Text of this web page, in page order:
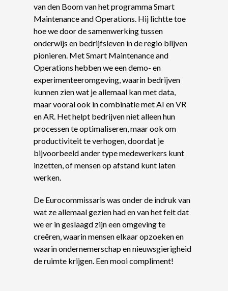
van den Boom van het programma Smart
Maintenance and Operations. Hij lichtte toe
hoe we door de samenwerking tussen
onderwijs en bedrijfsleven in de regio blijven
pionieren. Met Smart Maintenance and
Operations hebben we een demo- en
experimenteeromgeving, waarin bedrijven
kunnen zien wat je allemaal kan met data,
maar vooral ook in combinatie met AI en VR
en AR. Het helpt bedrijven niet alleen hun
processen te optimaliseren, maar ook om
productiviteit te verhogen, doordat je
bijvoorbeeld ander type medewerkers kunt
inzetten, of mensen op afstand kunt laten
werken.
De Eurocommissaris was onder de indruk van
wat ze allemaal gezien had en van het feit dat
we er in geslaagd zijn een omgeving te
creëren, waarin mensen elkaar opzoeken en
waarin ondernemerschap en nieuwsgierigheid
de ruimte krijgen. Een mooi compliment!